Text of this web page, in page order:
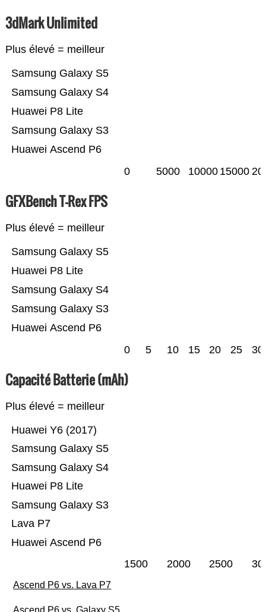
3dMark Unlimited
Plus élevé = meilleur
Huawei Ascend P6
Samsung Galaxy S3
Huawei P8 Lite
Samsung Galaxy S4
Samsung Galaxy S5
0 5000 10000 15000
GFXBench T-Rex FPS
Plus élevé = meilleur
Huawei Ascend P6
Samsung Galaxy S3
Samsung Galaxy S4
Huawei P8 Lite
Samsung Galaxy S5
0 5 10 15 20 25 30
Capacité Batterie (mAh)
Plus élevé = meilleur
Huawei Ascend P6
Lava P7
Samsung Galaxy S3
Huawei P8 Lite
Samsung Galaxy S4
Samsung Galaxy S5
Huawei Y6 (2017)
1500 2000 2500
Ascend P6 vs. Lava P7
Ascend P6 vs. Galaxy S5